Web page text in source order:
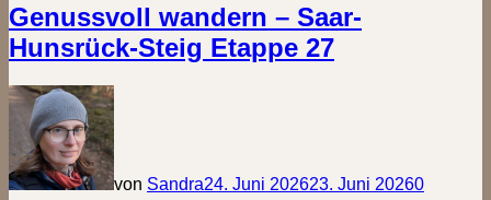
Genussvoll wandern – Saar-
Hunsrück-Steig Etappe 27
von Sandra24. Juni 202623. Juni 20260